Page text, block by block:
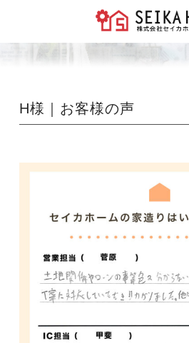
H様｜お客様の声